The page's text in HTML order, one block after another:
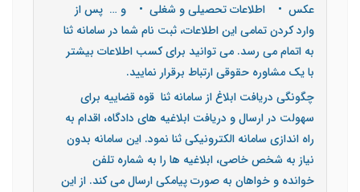
عکس • اطلاعات تحصیلی و شغلی • و … پس از
وارد کردن تمامی این اطلاعات، ثبت نام شما در سامانه ثنا
به اتمام می رسد. می توانید برای کسب اطلاعات بیشتر
با یک مشاوره حقوقی ارتباط برقرار نمایید.
چگونگی دریافت ابلاغ از سامانه ثنا قوه قضاییه برای
سهولت در ارسال و دریافت ابلاغیه های دادگاه، اقدام به
راه اندازی سامانه الکترونیکی ثنا نمود. این سامانه بدون
نیاز به شخص خاصی، ابلاغیه ها را به شماره تلفن
خوانده و خواهان به صورت پیامکی ارسال می کند. از این